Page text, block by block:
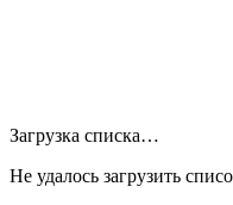
Загрузка списка…
Не удалось загрузить